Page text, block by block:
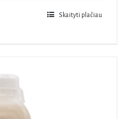
Skaityti plačiau